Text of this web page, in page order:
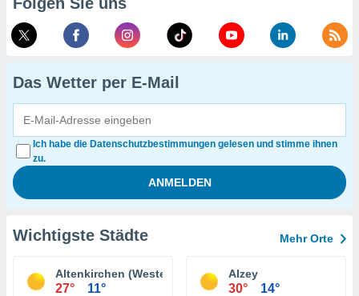
Das Wetter per E-Mail
Ich habe die Datenschutzbestimmungen gelesen und stimme ihnen
zu.
Wichtigste Städte Mehr Orte
Altenkirchen (Westerwald)
27° 11°
Alzey
30° 14°